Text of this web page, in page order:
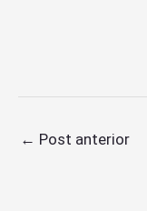
← Post anterior